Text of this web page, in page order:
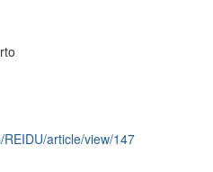
article/view/147